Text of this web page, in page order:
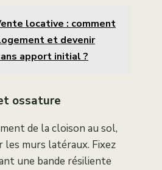
locative : comment
et devenir
apport initial ?
ossature
de la cloison au sol,
les murs latéraux. Fixez
une bande résiliente